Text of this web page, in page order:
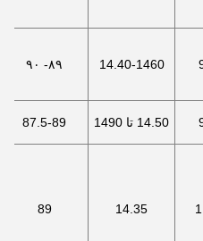
14.40-1460 ۸۹- ۹۰
14.50 تا 1490 87.5-89
14.35
89